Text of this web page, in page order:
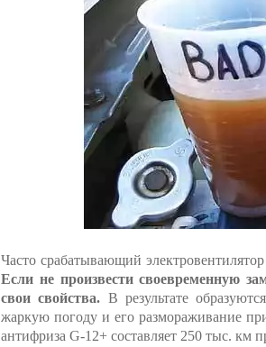
Часто срабатывающий
Если не произвести своевременную
свои свойства. В результате
жаркую погоду и его размораживание
антифриза G-12+ составляет 250 тыс. км